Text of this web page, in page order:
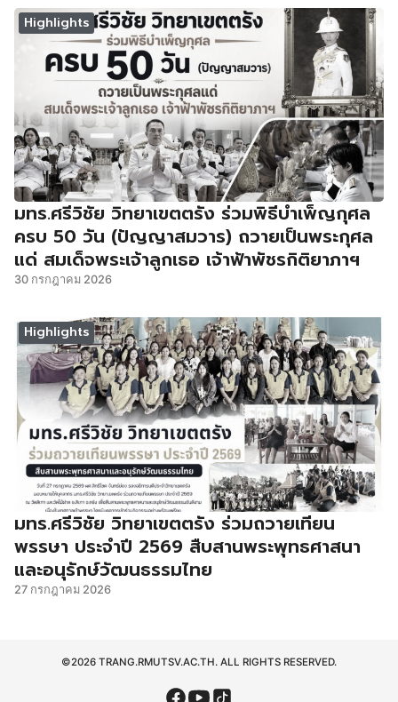
Highlights
มทร.ศรีวิชัย วิทยาเขตตรัง ร่วมพิธีบำเพ็ญกุศล
ครบ 50 วัน (ปัญญาสมวาร) ถวายเป็นพระกุศล
แด่ สมเด็จพระเจ้าลูกเธอ เจ้าฟ้าพัชรกิติยาภาฯ
30 กรกฎาคม 2026
Highlights
มทร.ศรีวิชัย วิทยาเขตตรัง ร่วมถวายเทียน
พรรษา ประจำปี 2569 สืบสานพระพุทธศาสนา
และอนุรักษ์วัฒนธรรมไทย
27 กรกฎาคม 2026
©2026 TRANG.RMUTSV.AC.TH. ALL RIGHTS RESERVED.